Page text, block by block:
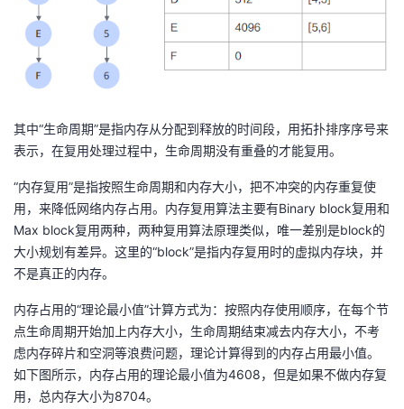
我
课
程
的
认
证
我
的
实
验
我
的
收
藏
我
的
术
支
持
我
云
声
建
议
其中“生命周期”是指内存从分配到释放的时间段，用拓扑排序序号来
表示，在复用处理过程中，生命周期没有重叠的才能复用。
“内存复用”是指按照生命周期和内存大小，把不冲突的内存重复使
用，来降低网络内存占用。内存复用算法主要有Binary block复用和
Max block复用两种，两种复用算法原理类似，唯一差别是block的
大小规划有差异。这里的“block”是指内存复用时的虚拟内存块，并
不是真正的内存。
内存占用的“理论最小值”计算方式为：按照内存使用顺序，在每个节
点生命周期开始加上内存大小，生命周期结束减去内存大小，不考
虑内存碎片和空洞等浪费问题，理论计算得到的内存占用最小值。
如下图所示，内存占用的理论最小值为4608，但是如果不做内存复
用，总内存大小为8704。